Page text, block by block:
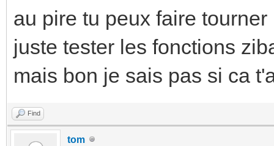
au pire tu peux faire
juste tester les fonctions
mais bon je sais pas si ca
Find
tom